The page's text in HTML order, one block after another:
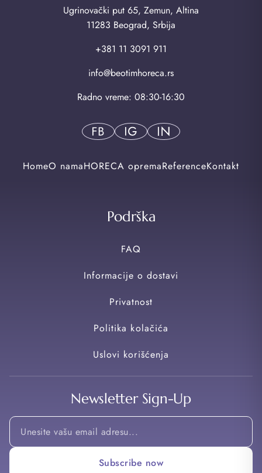
Ugrinovački put 65, Zemun, Altina
11283 Beograd, Srbija
+381 11 3091 911
info@beotimhoreca.rs
Radno vreme: 08:30-16:30
HomeO namaHORECA opremaReferenceKontakt
Podrška
FAQ
Informacije o dostavi
Privatnost
Politika kolačića
Uslovi korišćenja
Newsletter Sign-Up
Email
*
Subscribe now